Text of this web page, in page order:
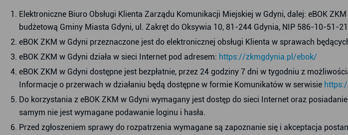
Elektroniczne Biuro Obsługi Klienta Zarządu Komunikacji Miejskiej w Gdyni, dalej: eBOK
budżetową Gminy Miasta Gdyni, ul. Zakręt do Oksywia 10, 81-244 Gdynia, NIP 586-10-51-
eBOK ZKM w Gdyni przeznaczone jest do elektronicznej obsługi Klienta w sprawach
eBOK ZKM w Gdyni działa w sieci Internet pod adresem: https://zkmgdynia.pl/ebok/
eBOK ZKM w Gdyni dostępne jest bezpłatnie, przez 24 godziny 7 dni w tygodniu z
Informacje o przerwach w działaniu będą dostępne w formie Komunikatów w serwisie
Do korzystania z eBOK ZKM w Gdyni wymagany jest dostęp do sieci Internet oraz
samym nie jest wymagane podawanie loginu i hasła.
Przed zgłoszeniem sprawy do rozpatrzenia wymagane są zapoznanie się i akceptacja